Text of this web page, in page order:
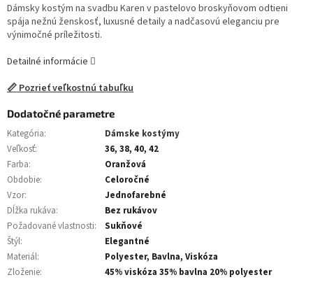
Dámsky kostým na svadbu Karen v pastelovo broskyňovom odtieni
spája nežnú ženskosť, luxusné detaily a nadčasovú eleganciu pre
výnimočné príležitosti.
Detailné informácie
📏 Pozrieť veľkostnú tabuľku
Dodatočné parametre
Kategória:
Dámske kostýmy
Veľkosť:
36, 38, 40, 42
Farba:
Oranžová
Obdobie:
Celoročné
Vzor:
Jednofarebné
Dĺžka rukáva:
Bez rukávov
Požadované vlastnosti:
Sukňové
Štýl:
Elegantné
Materiál:
Polyester, Bavlna, Viskóza
Zloženie: 45% viskóza 35% bavlna 20% polyester